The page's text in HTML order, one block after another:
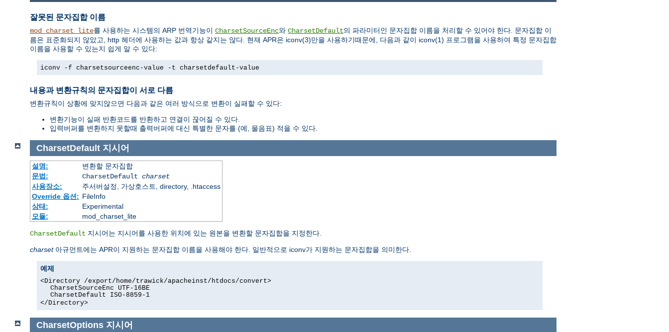
잘못된 문자집합 이름
mod_charset_lite를 사용하는 시스템의 ARP 번역기능이 CharsetSourceEnc와 CharsetDefault의 파라미터인 문자집합 이름을 처리할 수 있어야 한다. 문자집합 이
름은 표준화되지 않았고, http 헤더에 사용하는 값과 항상 같지는 않다. 현재 APR은 iconv(3)만을 사용하기때문에, 다음과 같이 iconv(1) 프로그램을 사용하여 특정 문자집합
이름을 사용할 수 있는지 쉽게 알 수 있다:
iconv -f charsetsourceenc-value -t charsetdefault-value
내용과 변환규칙의 문자집합이 서로 다름
변환규칙이 상황에 맞지않으면 다음과 같은 여러 방식으로 변환이 실패할 수 있다:
변환기능이 실패 반환코드를 반환하고 연결이 끊어질 수 있다.
입력버퍼를 변환하지 못할때 출력버퍼에 대신 특별한 문자를 (예, 물음표) 적을 수 있다.
CharsetDefault 지시어
설명:
변환할 문자집합
문법:
CharsetDefault charset
사용장소:
주서버설정, 가상호스트, directory, .htaccess
Override 옵션: FileInfo
상태:
Experimental
모듈:
mod_charset_lite
CharsetDefault 지시어는 지시어를 사용한 위치에 있는 원본을 변환할 문자집합을 지정한다.
charset아규먼트에는 APR이 지원하는 문자집합 이름을 사용해야 한다. 일반적으로 iconv가 지원하는 문자집합을 의미한다.
예제
<Directory /export/home/trawick/apacheinst/htdocs/convert>
CharsetSourceEnc UTF-16BE
CharsetDefault ISO-8859-1
</Directory>
CharsetOptions 지시어